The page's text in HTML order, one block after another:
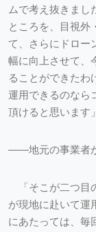
ムで考え抜きまし
ところを、目視外
て、さらにドロー
幅に向上させて、
ることができたわ
運用できるのなら
頂けると思います」
――地元の事業者
「そこが二つ目
が現地に赴いて運
にあたっては、毎